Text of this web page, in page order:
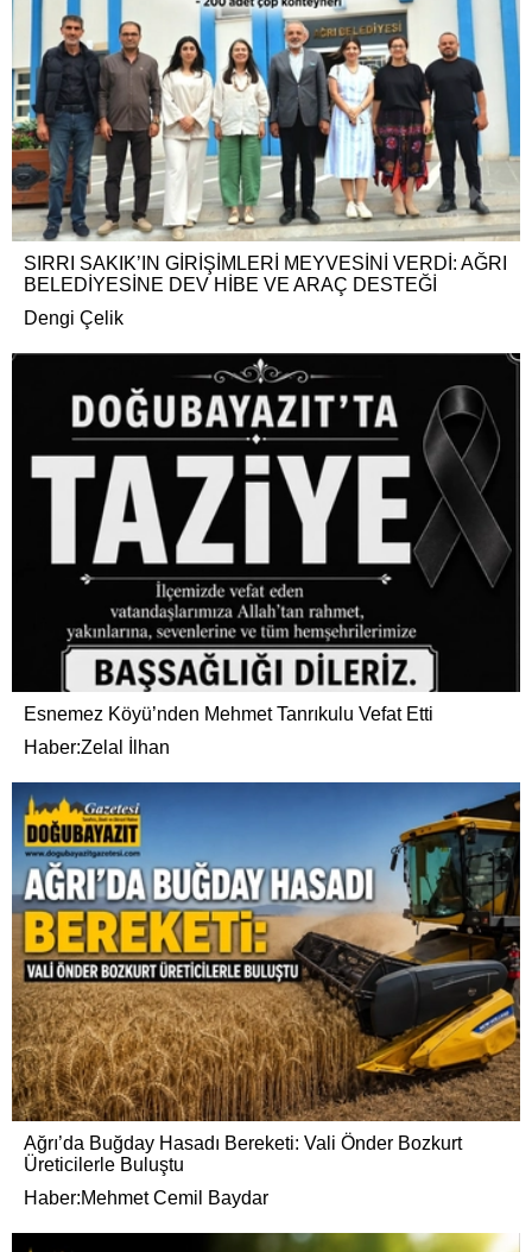
SIRRI SAKIK’IN GİRİŞİMLERİ MEYVESİNİ VERDİ: AĞRI
BELEDİYESİNE DEV HİBE VE ARAÇ DESTEĞİ
Dengi Çelik
Esnemez Köyü’nden Mehmet Tanrıkulu Vefat Etti
Haber:Zelal İlhan
Ağrı’da Buğday Hasadı Bereketi: Vali Önder Bozkurt
Üreticilerle Buluştu
Haber:Mehmet Cemil Baydar